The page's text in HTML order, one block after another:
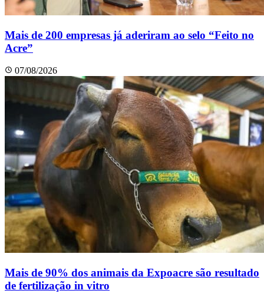
Mais de 200 empresas já aderiram ao selo “Feito no
Acre”
07/08/2026
Mais de 90% dos animais da Expoacre são resultado
de fertilização in vitro